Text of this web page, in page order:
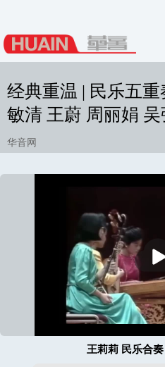
经典重温 | 民乐五
敏清 王蔚 周丽娟
华音网
放
王莉莉 民乐合奏